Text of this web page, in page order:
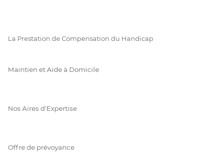
La Prestation de Compensation du Handicap
Maintien et Aide à Domicile
Nos Aires d'Expertise
Offre de prévoyance